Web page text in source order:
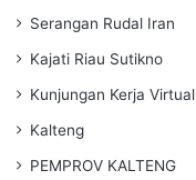
Serangan Rudal Iran
Kajati Riau Sutikno
Kunjungan Kerja Virtual
Kalteng
PEMPROV KALTENG